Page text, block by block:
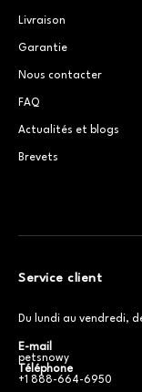
Livraison
Garantie
Nous contacter
FAQ
Actualités et blogs
Brevets
Service client
Du lundi au vendredi,
E-mail
petsnowy
Téléphone
+1 888-664-6950